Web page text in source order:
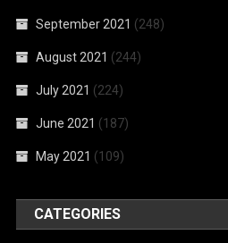
September 2021 (248)
August 2021 (244)
July 2021 (224)
June 2021 (187)
May 2021 (109)
CATEGORIES